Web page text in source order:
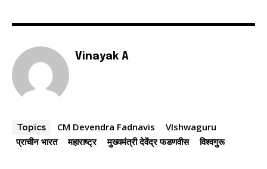
Vinayak A
Topics CM Devendra Fadnavis
VIshwaguru
प्राचीन भारत
महाराष्ट्र मुख्यमंत्री देवेंद्र फडणवीस विश्वगुरू